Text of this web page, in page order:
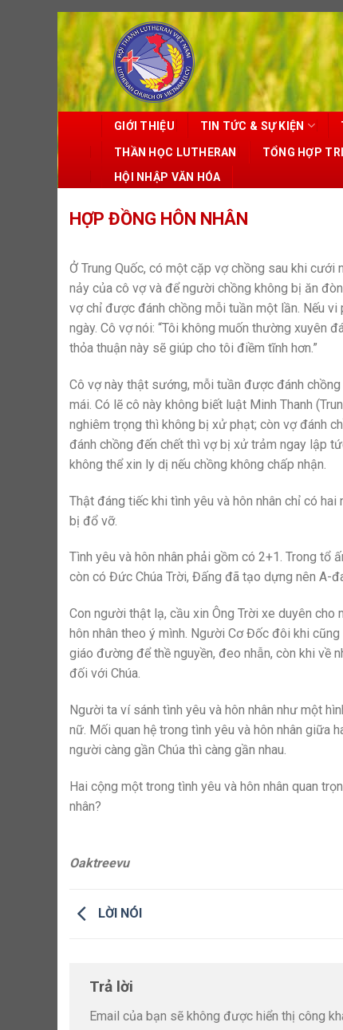
Skip
to
content
GIỚI THIỆU TIN TỨC & SỰ KIỆN
THẦN HỌC LUTHERAN TỔNG HỢP
HỘI NHẬP VĂN HÓA
HỢP ĐỒNG HÔN NHÂN
Ở Trung Quốc, có một cặp vợ chồng sau khi
nảy của cô vợ và để người chồng không bị ăn
vợ chỉ được đánh chồng mỗi tuần một lần. Nếu
ngày. Cô vợ nói: “Tôi không muốn thường xuyên
thỏa thuận này sẽ giúp cho tôi điềm tĩnh hơn.”
Cô vợ này thật sướng, mỗi tuần được đánh
mái. Có lẽ cô này không biết luật Minh Thanh
nghiêm trọng thì không bị xử phạt; còn vợ đánh
đánh chồng đến chết thì vợ bị xử trảm ngay lập
không thể xin ly dị nếu chồng không chấp nhận.
Thật đáng tiếc khi tình yêu và hôn nhân chỉ có
bị đổ vỡ.
Tình yêu và hôn nhân phải gồm có 2+1. Trong
còn có Đức Chúa Trời, Đấng đã tạo dựng nên A-
Con người thật lạ, cầu xin Ông Trời xe duyên
hôn nhân theo ý mình. Người Cơ Đốc đôi khi
giáo đường để thề nguyền, đeo nhẫn, còn khi về
đối với Chúa.
Người ta ví sánh tình yêu và hôn nhân như một
nữ. Mối quan hệ trong tình yêu và hôn nhân giữa
người càng gần Chúa thì càng gần nhau.
Hai cộng một trong tình yêu và hôn nhân quan
nhân?
Oaktreevu
LỜI NÓI
Trả lời
Email của bạn sẽ không được hiển thị công